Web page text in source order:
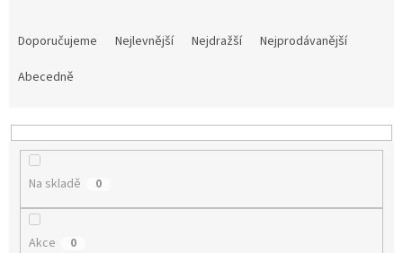
p
Doporučujeme Nejlevnější Nejdražší
Nejprodávanější
Abecedně
Na skladě 0
Akce 0